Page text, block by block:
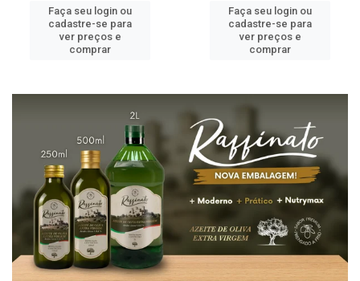
Faça seu login ou
cadastre-se para
ver preços e
comprar
Faça seu login ou
cadastre-se para
ver preços e
comprar